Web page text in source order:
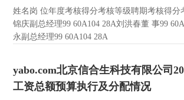
姓名岗 位年度考核得分考核等级聘期考核得分
锦庆副总经理99 60A104 28A刘洪春董 事99
永副总经理99 60A104 28A
yabo.com北京信合生科技有限公司
工资总额预算执行及分配情况